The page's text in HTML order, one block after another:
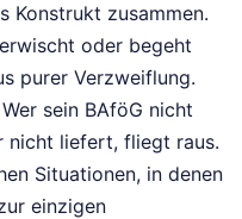
Konstrukt zusammen.
oder begeht
purer Verzweiflung.
sein BAföG nicht
nicht liefert, fliegt raus.
Situationen, in denen
einzigen